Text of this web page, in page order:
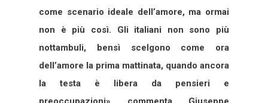
come scenario ideale dell’amore, ma ormai
non è più così. Gli italiani non sono più
nottambuli, bensì scelgono come ora
dell’amore la prima mattinata, quando ancora
la testa è libera da pensieri e